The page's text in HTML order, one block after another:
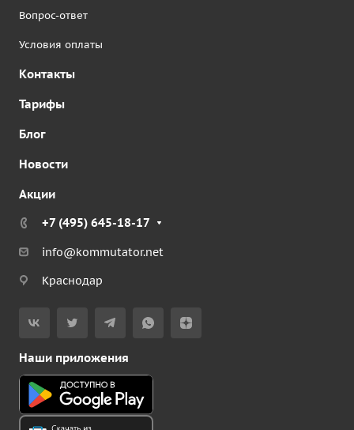
Вопрос-ответ
Условия оплаты
Контакты
Тарифы
Блог
Новости
Акции
+7 (495) 645-18-17
info@kommutator.net
Краснодар
Наши приложения